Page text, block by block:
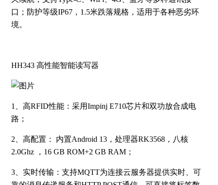
口；防护等级IP67，1.5米跌落规格，适用于各种恶劣环
境。
HH343 高性能智能读写器
1、高RFID性能：采用Impinj E710芯片和双功放合成电
路；
2、高配置： 内置Android 13，处理器RK3568，八核
2.0Ghz ，16 GB ROM+2 GB RAM；
3、实时传输：支持MQTT为连接云服务器提供实时、可